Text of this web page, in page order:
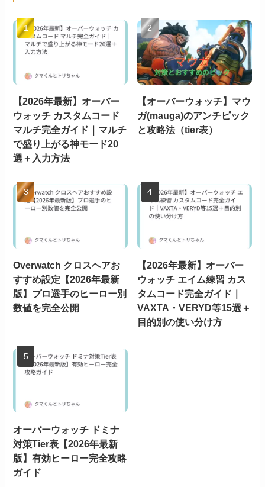
【2026年最新】オーバー
ウォッチ カスタムコード
マルチ完全ガイド｜マルチ
で盛り上がる神モード20
選＋入力方法
【オーバーウォッチ】マウ
ガ(mauga)のアンチピック
と攻略法（tier表）
Overwatch クロスヘアお
すすめ設定【2026年最新
版】プロ選手のヒーロー別
数値を完全公開
【2026年最新】オーバー
ウォッチ エイム練習 カス
タムコード完全ガイド｜
VAXTA・VERYD等15選＋
目的別の使い分け方
オーバーウォッチ ドミナ
対策Tier表【2026年最新
版】有効ヒーロー完全攻略
ガイド